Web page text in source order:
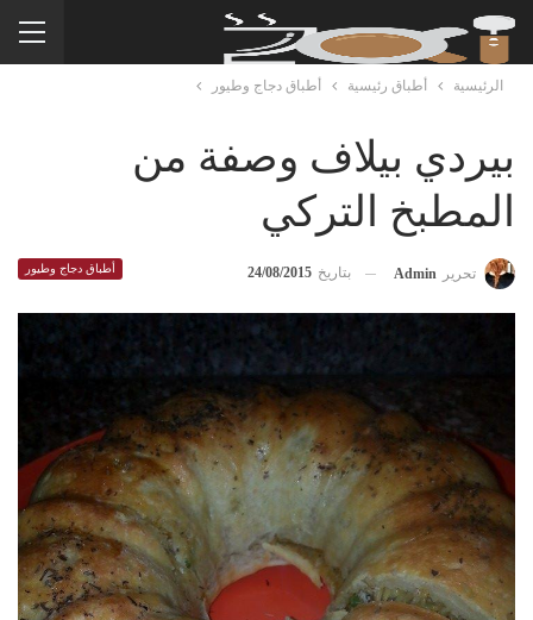
الرئيسية أطباق رئيسية أطباق دجاج وطيور
بيردي بيلاف وصفة من
المطبخ التركي
أطباق دجاج وطيور تحرير Admin بتاريخ 24/08/2015